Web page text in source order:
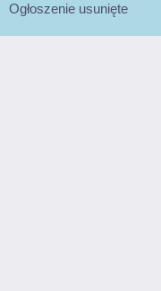
Ogłoszenie usunięte